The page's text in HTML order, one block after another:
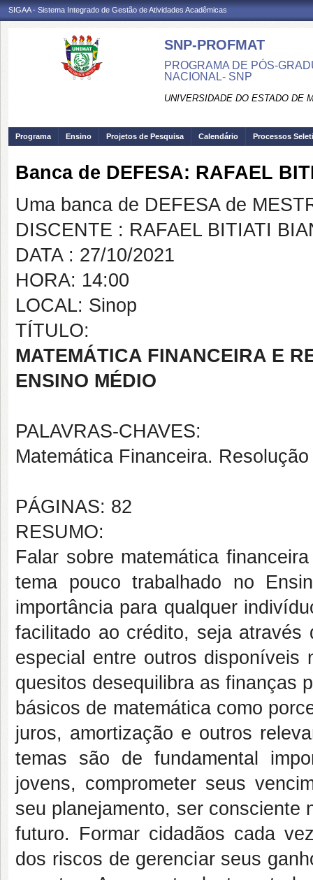
SIGAA - Sistema Integrado de Gestão de Atividades Acadêmicas
SNP-PROFMAT
PROGRAMA DE PÓS-
NACIONAL- SNP
UNIVERSIDADE DO ESTADO DE
Programa Ensino Projetos de Pesquisa Calendário Processos
Banca de DEFESA: RAFAEL
Uma banca de DEFESA de
DISCENTE : RAFAEL BITIATI
DATA : 27/10/2021
HORA: 14:00
LOCAL: Sinop
TÍTULO:
MATEMÁTICA FINANCEIRA E
ENSINO MÉDIO
PALAVRAS-CHAVES:
Matemática Financeira.
PÁGINAS: 82
RESUMO:
Falar sobre matemática
tema pouco trabalhado no
importância para qualquer
facilitado ao crédito, seja através
especial entre outros disponíveis
quesitos desequilibra as finanças
básicos de matemática como
juros, amortização e outros
temas são de fundamental
jovens, comprometer seus
seu planejamento, ser consciente
futuro. Formar cidadãos cada
dos riscos de gerenciar seus